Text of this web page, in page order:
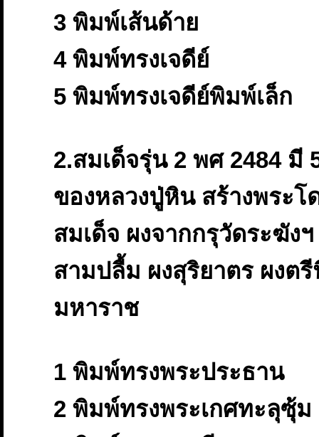
3 พิมพ์เส้นด้าย
4 พิมพ์ทรงเจดีย์
5 พิมพ์ทรงเจดีย์พิมพ์เล็ก
2.สมเด็จรุ่น 2 พศ 2484 มี
ของหลวงปู่หิน สร้างพระโ
สมเด็จ ผงจากกรุวัดระฆัง
สามปลื้ม ผงสุริยาตร ผงตรี
มหาราช
1 พิมพ์ทรงพระประธาน
2 พิมพ์ทรงพระเกศทะลุซุ้ม